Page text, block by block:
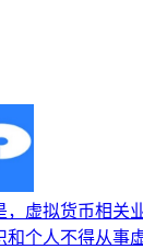
，虚拟货币相关
和个人不得从事